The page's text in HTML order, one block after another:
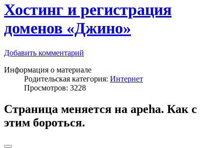
Хостинг и регистрация
доменов «Джино»
Добавить комментарий
Информация о материале
Родительская категория: Интернет
Просмотров: 3228
Страница меняется на apeha. Как с
этим бороться.